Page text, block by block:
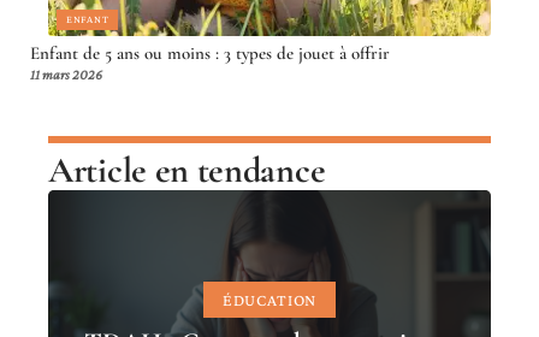
ENFANT
Enfant de 5 ans ou moins : 3 types de jouet à offrir
11 mars 2026
Article en tendance
ÉDUCATION